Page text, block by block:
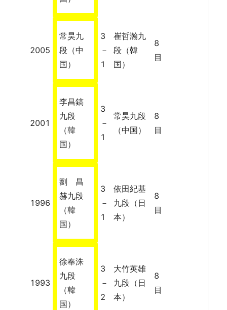
2005
常昊九
段（中
国）
3
－
1
崔哲瀚九
段（韓
国）
8
目
2001
李昌鎬
九段
（韓
国）
3
－
1
常昊九段
（中国）
8
目
1996
劉 昌
赫九段
（韓
国）
3
－
1
依田紀基
九段（日
本）
8
目
1993
徐奉洙
九段
（韓
国）
3
－
2
大竹英雄
九段（日
本）
8
目